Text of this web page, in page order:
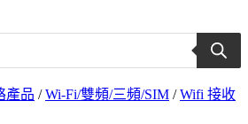
產品 / Wi-Fi/雙頻/三頻/SIM / Wifi 接收